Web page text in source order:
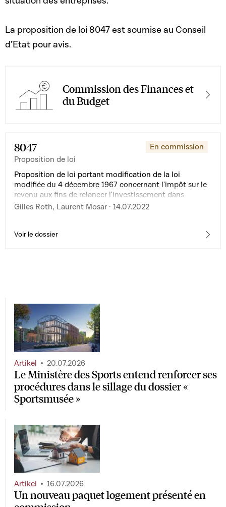
La proposition de loi 8047 est soumise au Conseil
d’Etat pour avis.
Commission des Finances et
du Budget
8047
Proposition de loi
En commission
Proposition de loi portant modification de la loi
modifiée du 4 décembre 1967 concernant l'impôt sur le
revenu aux fins de relancer l'investissement dans
l'entrepreneuriat durable et numérique
Gilles Roth, Laurent Mosar · 14.07.2022
Voir le dossier
Le Ministère des Sports entend renforcer ses
procédures dans le sillage du dossier «
Sportsmusée »
Artikel 20.07.2026
Un nouveau paquet logement présenté en
Artikel 16.07.2026